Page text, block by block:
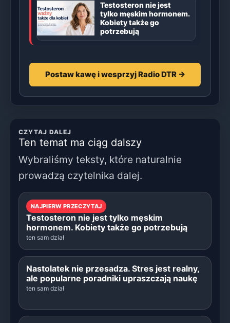
Testosteron nie jest
tylko męskim hormonem.
Kobiety także go
potrzebują
Postaw kawę i wesprzyj Radio DTR →
CZYTAJ DALEJ
Ten temat ma ciąg dalszy
Wybraliśmy teksty, które naturalnie
prowadzą czytelnika dalej.
NAJPIERW PRZECZYTAJ
Testosteron nie jest tylko męskim
hormonem. Kobiety także go potrzebują
ten sam dział
Nastolatek nie przesadza. Stres jest realny,
ale popularne poradniki upraszczają naukę
ten sam dział